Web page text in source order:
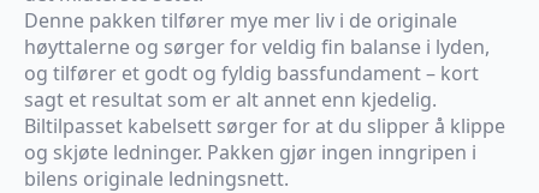
Denne pakken tilfører mye mer liv i de originale
høyttalerne og sørger for veldig fin balanse i lyden,
og tilfører et godt og fyldig bassfundament – kort
sagt et resultat som er alt annet enn kjedelig.
Biltilpasset kabelsett sørger for at du slipper å klippe
og skjøte ledninger. Pakken gjør ingen inngripen i
bilens originale ledningsnett.